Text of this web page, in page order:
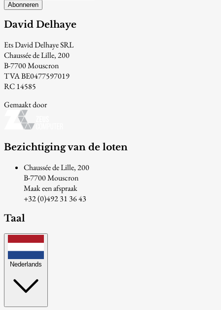
Abonneren
David Delhaye
Ets David Delhaye SRL
Chaussée de Lille, 200
B-7700 Mouscron
TVA BE0477597019
RC 14585
Gemaakt door
Bezichtiging van de loten
Chaussée de Lille, 200
B-7700 Mouscron
Maak een afspraak
+32 (0)492 31 36 43
Taal
Nederlands